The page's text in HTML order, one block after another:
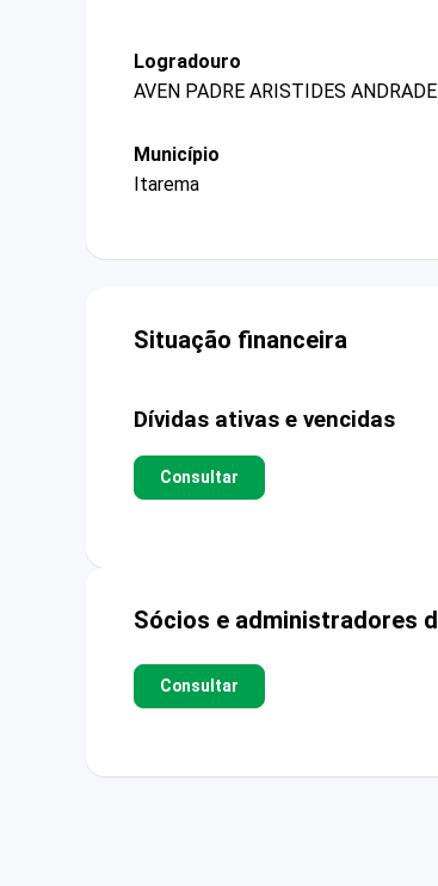
Logradouro
AVEN PADRE ARISTIDES
Município
Itarema
Situação financeira
Dívidas ativas e vencidas
Consultar
Sócios e administradores
Consultar